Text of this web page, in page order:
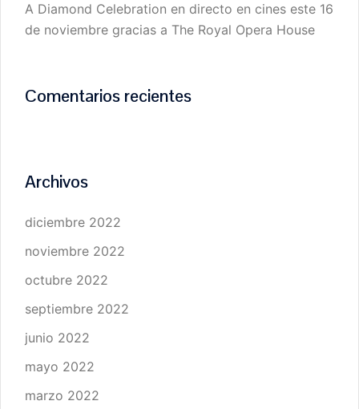
A Diamond Celebration en directo en cines este 16
de noviembre gracias a The Royal Opera House
Comentarios recientes
Archivos
diciembre 2022
noviembre 2022
octubre 2022
septiembre 2022
junio 2022
mayo 2022
marzo 2022